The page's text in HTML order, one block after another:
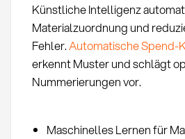
Künstliche Intelligenz
Materialzuordnung und
Fehler.Automatische Spend-
erkennt Muster und schlägt
Nummerierungen vor.
Maschinelles Lernen für